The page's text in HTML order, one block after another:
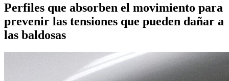
Perfiles que absorben el movimiento para
prevenir las tensiones que pueden dañar a
las baldosas